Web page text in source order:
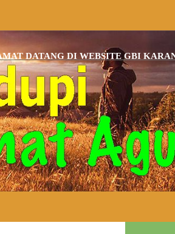
DI WEBSITE GBI KARANG